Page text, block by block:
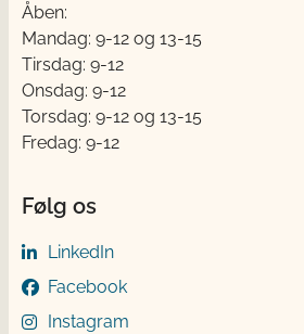
Åben:
Mandag: 9-12 og 13-15
Tirsdag: 9-12
Onsdag: 9-12
Torsdag: 9-12 og 13-15
Fredag: 9-12
Følg os
LinkedIn
Facebook
Instagram